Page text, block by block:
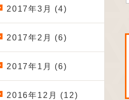
2017年3月 (4)
2017年2月 (6)
2017年1月 (6)
2016年12月 (12)